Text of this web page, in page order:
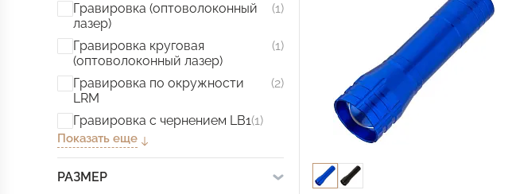
Гравировка (оптоволоконный
лазер)
(1)
Гравировка круговая
(оптоволоконный лазер)
(1)
Гравировка по окружности
LRM
(2)
Гравировка с чернением LB1(1)
Показать еще
РАЗМЕР